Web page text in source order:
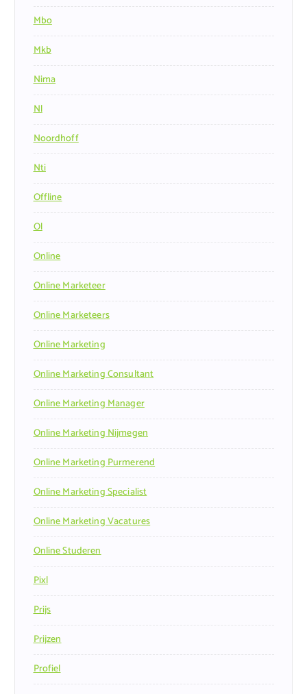
Mbo
Mkb
Nima
Nl
Noordhoff
Nti
Offline
Ol
Online
Online Marketeer
Online Marketeers
Online Marketing
Online Marketing Consultant
Online Marketing Manager
Online Marketing Nijmegen
Online Marketing Purmerend
Online Marketing Specialist
Online Marketing Vacatures
Online Studeren
Pixl
Prijs
Prijzen
Profiel